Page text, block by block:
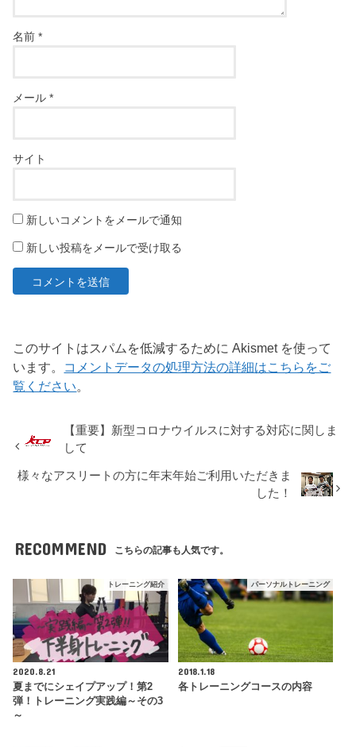
名前*
メール*
サイト
新しいコメントをメールで通知
新しい投稿をメールで受け取る
このサイトはスパムを低減するために Akismet を使って
います。 コメントデータの処理方法の詳細はこちらをご
覧ください。
【重要】新型コロナウイルスに対する対応に関しま
して
様々なアスリートの方に年末年始ご利用いただきま
した！
RECOMMEND こちらの記事も人気です。
トレーニング紹介
2020.8.21
夏までにシェイプアップ！第2
弾！トレーニング実践編～その3
～
パーソナルトレーニング
2018.1.18
各トレーニングコースの内容